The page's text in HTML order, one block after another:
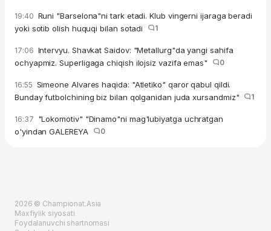
19:40 Runi "Barselona"ni tark etadi. Klub vingerni ijaraga beradi
yoki sotib olish huquqi bilan sotadi
1
17:06 Intervyu. Shavkat Saidov: "Metallurg"da yangi sahifa
ochyapmiz. Superligaga chiqish ilojsiz vazifa emas"
0
16:55 Simeone Alvares haqida: "Atletiko" qaror qabul qildi.
Bunday futbolchining biz bilan qolganidan juda xursandmiz"
1
16:37 "Lokomotiv" "Dinamo"ni mag'lubiyatga uchratgan
o'yindan GALEREYA
0
2026 © Championat.Asia
Maxfiylik siyosati
Foydalanuvchi shartnomasi